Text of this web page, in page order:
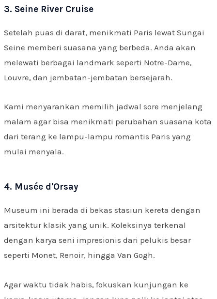
3. Seine River Cruise
Setelah puas di darat, menikmati Paris lewat Sungai
Seine memberi suasana yang berbeda. Anda akan
melewati berbagai landmark seperti Notre-Dame,
Louvre, dan jembatan-jembatan bersejarah.
Kami menyarankan memilih jadwal sore menjelang
malam agar bisa menikmati perubahan suasana kota
dari terang ke lampu-lampu romantis Paris yang
mulai menyala.
4. Musée d'Orsay
Museum ini berada di bekas stasiun kereta dengan
arsitektur klasik yang unik. Koleksinya terkenal
dengan karya seni impresionis dari pelukis besar
seperti Monet, Renoir, hingga Van Gogh.
Agar waktu tidak habis, fokuskan kunjungan ke